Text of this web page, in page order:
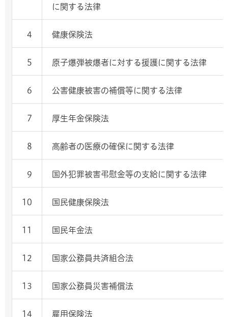
に関する法律
4 健康保険法
5 原子爆弾被爆者に対する援護に関する法律
6 公害健康被害の補償等に関する法律
7 厚生年金保険法
8 高齢者の医療の確保に関する法律
9 国外犯罪被害弔慰金等の支給に関する法律
10 国民健康保険法
11 国民年金法
12 国家公務員共済組合法
13 国家公務員災害補償法
14 雇用保険法